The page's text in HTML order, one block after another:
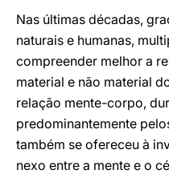
Nas últimas décadas,
naturais e humanas,
compreender melhor a
material e não material
relação mente-corpo,
predominantemente
também se ofereceu à
nexo entre a mente e o